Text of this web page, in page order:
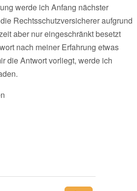
werde ich Anfang nächster
Rechtsschutzversicherer aufgrund
aber nur eingeschränkt besetzt
nach meiner Erfahrung etwas
die Antwort vorliegt, werde ich